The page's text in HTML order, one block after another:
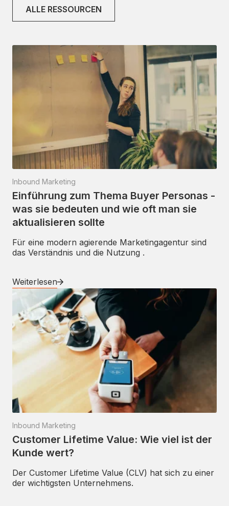
ALLE RESSOURCEN
Inbound Marketing
Einführung zum Thema Buyer Personas -
was sie bedeuten und wie oft man sie
aktualisieren sollte
Für eine modern agierende Marketingagentur sind
das Verständnis und die Nutzung .
Weiterlesen
Inbound Marketing
Customer Lifetime Value: Wie viel ist der
Kunde wert?
Der Customer Lifetime Value (CLV) hat sich zu einer
der wichtigsten Unternehmens.